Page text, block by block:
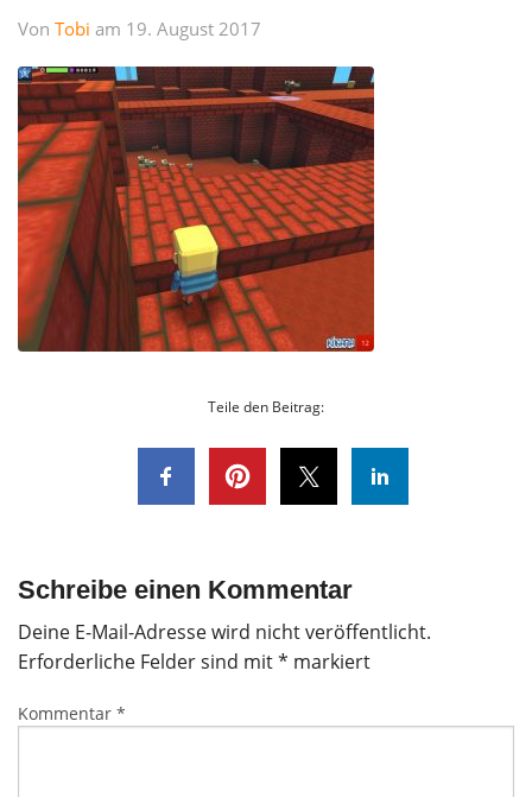
Von Tobi am 19. August 2017
Teile den Beitrag:
Schreibe einen Kommentar
Deine E-Mail-Adresse wird nicht veröffentlicht.
Erforderliche Felder sind mit* markiert
Kommentar *